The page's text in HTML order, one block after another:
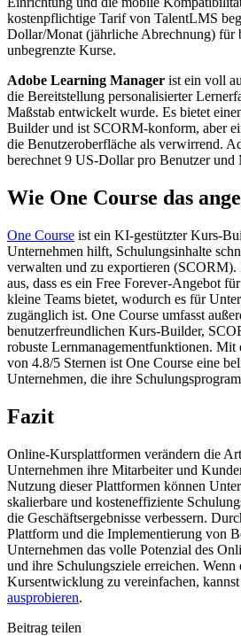
kostenpflichtige Tarif von TalentLMS
Dollar/Monat (jährliche Abrechnung) für
unbegrenzte Kurse.
Adobe Learning Manager ist ein voll
die Bereitstellung personalisierter
Maßstab entwickelt wurde. Es bietet
Builder und ist SCORM-konform, aber
die Benutzeroberfläche als verwirrend.
berechnet 9 US-Dollar pro Benutzer und
Wie One Course das
One Course ist ein KI-gestützter Kurs-
Unternehmen hilft, Schulungsinhalte
verwalten und zu exportieren (SCORM).
aus, dass es ein Free Forever-Angebot
kleine Teams bietet, wodurch es für
zugänglich ist. One Course umfasst
benutzerfreundlichen Kurs-Builder,
robuste Lernmanagementfunktionen. Mit
von 4.8/5 Sternen ist One Course eine
Unternehmen, die ihre
Fazit
Online-Kursplattformen verändern die
Unternehmen ihre Mitarbeiter und
Nutzung dieser Plattformen können
skalierbare und kosteneffiziente
die Geschäftsergebnisse verbessern.
Plattform und die Implementierung von
Unternehmen das volle Potenzial des
und ihre Schulungsziele erreichen. Wenn
Kursentwicklung zu vereinfachen, kannst
ausprobieren.
Beitrag teilen